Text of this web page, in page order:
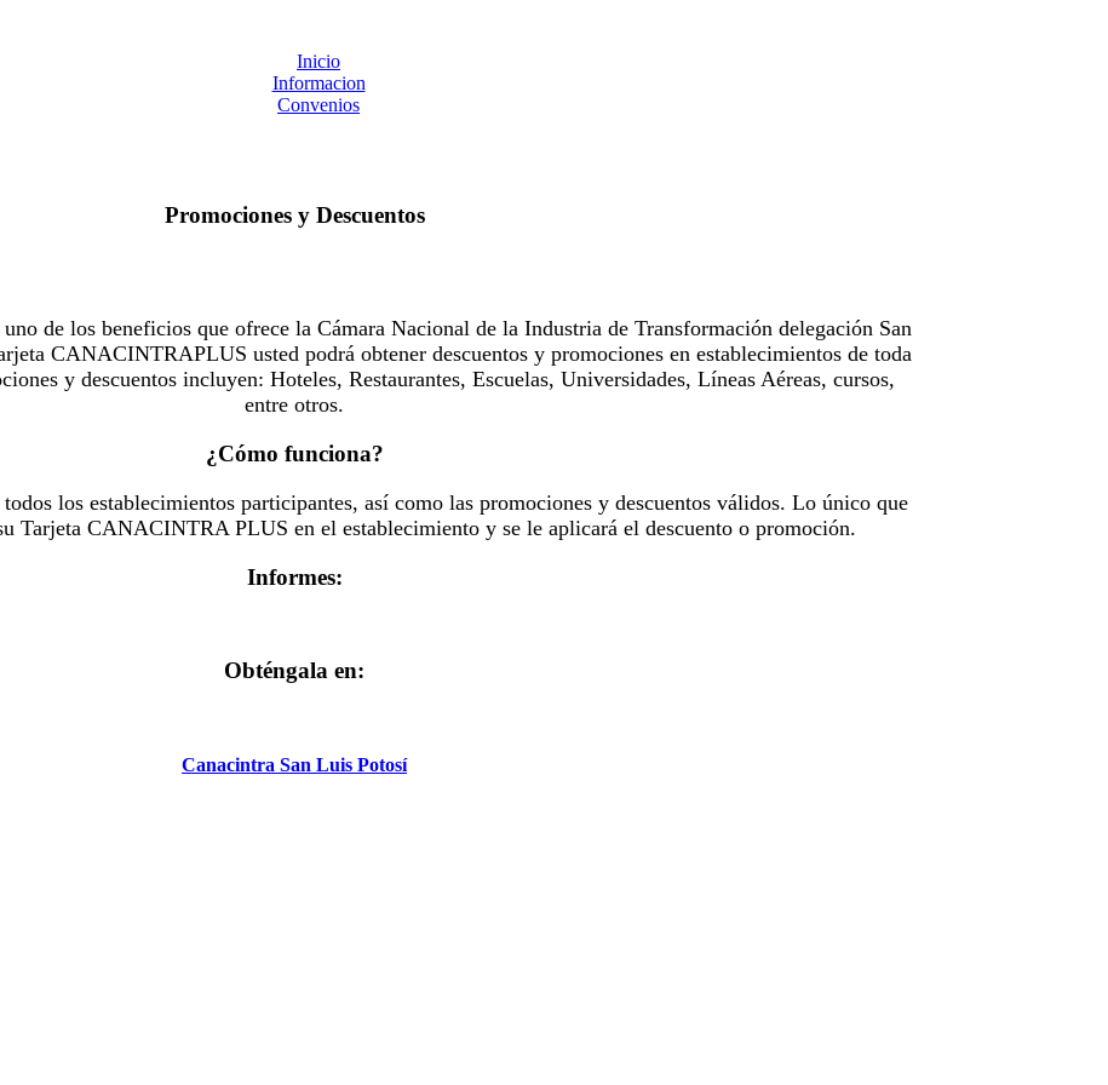
Inicio
Informacion
Convenios
Promociones y Descuentos
de los beneficios que ofrece la Cámara Nacional de la Industria de Transformación delegación San
CANACINTRAPLUS usted podrá obtener descuentos y promociones en establecimientos de toda
y descuentos incluyen: Hoteles, Restaurantes, Escuelas, Universidades, Líneas Aéreas, cursos,
entre otros.
¿Cómo funciona?
los establecimientos participantes, así como las promociones y descuentos válidos. Lo único que
Tarjeta CANACINTRA PLUS en el establecimiento y se le aplicará el descuento o promoción.
Informes:
Obténgala en:
Canacintra San Luis Potosí